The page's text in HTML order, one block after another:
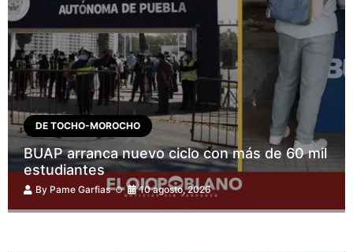
DE TOCHO-MOROCHO
BUAP arranca nuevo ciclo con más de 60 mil
estudiantes
By Pame Garfias 10 agosto, 2026